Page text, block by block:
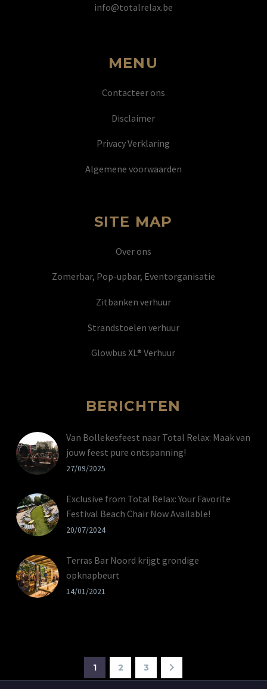
info@totalrelax.be
MENU
Contacteer ons
Disclaimer
Privacy Verklaring
Algemene voorwaarden
SITE MAP
Over ons
Zomerbar, Pop-upbar, Eventorganisatie
Zitbanken verhuur
Strandstoelen verhuur
Glowbus XL® Verhuur
BERICHTEN
Van Bollekesfeest naar Total Relax: Maak van
jouw feest pure ontspanning!
27/09/2025
Exclusive from Total Relax: Your Favorite
Festival Beach Chair Now Available!
20/07/2024
Terras Bar Noord krijgt grondige
opknapbeurt
14/01/2021
1 2 3